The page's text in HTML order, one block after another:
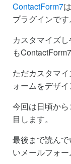
ContactForm7
プラグインです。
カスタマイズ
も
ただカスタマ
ォームをデザ
今回は日頃か
目します。
最後まで読ん
いメールフォー